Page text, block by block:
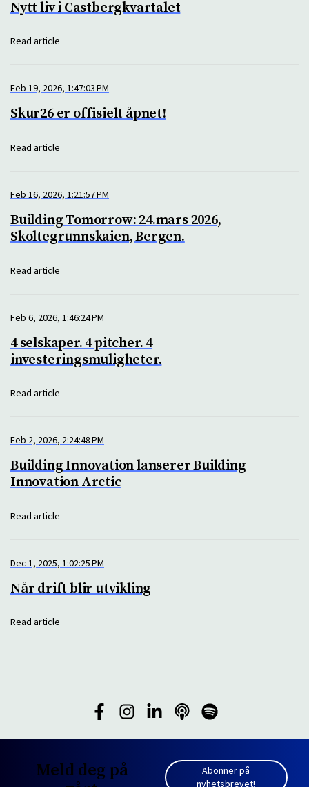
Nytt liv i Castbergkvartalet
Read article
Feb 19, 2026, 1:47:03 PM
Skur26 er offisielt åpnet!
Read article
Feb 16, 2026, 1:21:57 PM
Building Tomorrow: 24.mars 2026,
Skoltegrunnskaien, Bergen.
Read article
Feb 6, 2026, 1:46:24 PM
4 selskaper. 4 pitcher. 4
investeringsmuligheter.
Read article
Feb 2, 2026, 2:24:48 PM
Building Innovation lanserer Building
Innovation Arctic
Read article
Dec 1, 2025, 1:02:25 PM
Når drift blir utvikling
Read article
Meld deg på
Abonner på
nyhetsbrevet!